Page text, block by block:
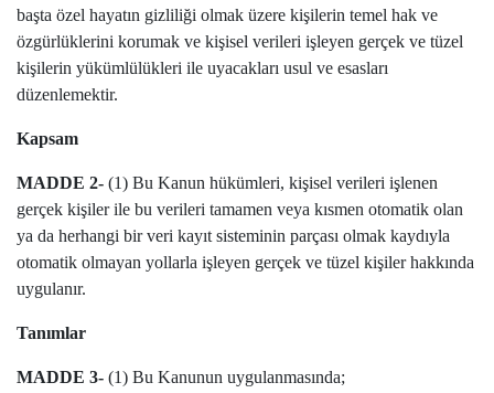
başta özel hayatın gizliliği olmak üzere kişilerin temel hak ve
özgürlüklerini korumak ve kişisel verileri işleyen gerçek ve tüzel
kişilerin yükümlülükleri ile uyacakları usul ve esasları
düzenlemektir.
Kapsam
MADDE 2- (1) Bu Kanun hükümleri, kişisel verileri işlenen
gerçek kişiler ile bu verileri tamamen veya kısmen otomatik olan
ya da herhangi bir veri kayıt sisteminin parçası olmak kaydıyla
otomatik olmayan yollarla işleyen gerçek ve tüzel kişiler hakkında
uygulanır.
Tanımlar
MADDE 3- (1) Bu Kanunun uygulanmasında;